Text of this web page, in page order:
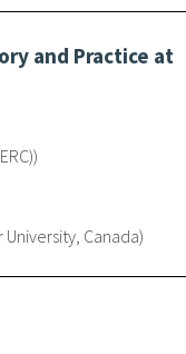
and Practice at
Canada